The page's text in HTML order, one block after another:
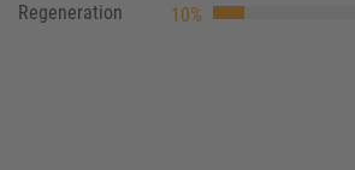
Regeneration
10%